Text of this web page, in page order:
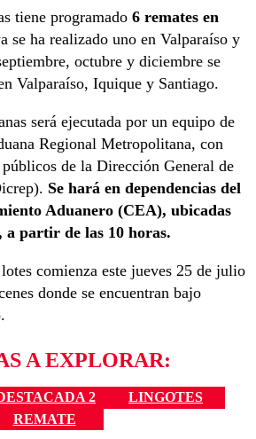
tiene programado 6 remates en
se ha realizado uno en Valparaíso y
octubre y diciembre se
Valparaíso, Iquique y Santiago.
será ejecutada por un equipo de
Regional Metropolitana, con
de la Dirección General de
Se hará en dependencias del
Aduanero (CEA), ubicadas
a partir de las 10 horas.
comienza este jueves 25 de julio
donde se encuentran bajo
A EXPLORAR:
2
LINGOTES
REMATE